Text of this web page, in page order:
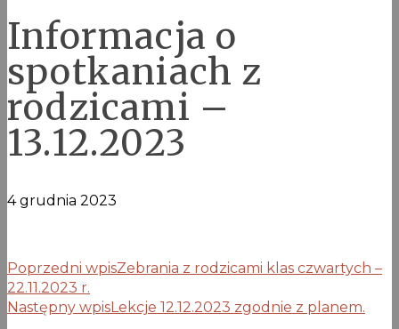
Informacja o
spotkaniach z
rodzicami –
13.12.2023
4 grudnia 2023
Poprzedni wpisZebrania z rodzicami klas czwartych –
22.11.2023 r.
Następny wpisLekcje 12.12.2023 zgodnie z planem.